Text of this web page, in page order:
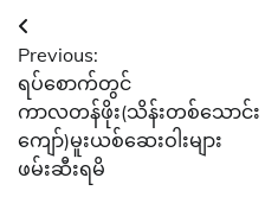
Post
navigation
Previous:
ရပ်စောက်တွင်
ကာလတန်ဖိုး(သိန်းတစ်သောင်း
ကျော်)မူးယစ်ဆေးဝါးများ
ဖမ်းဆီးရမိ